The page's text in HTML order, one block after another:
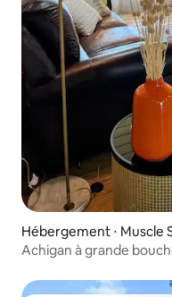
Hébergement ⋅ Muscle
Achigan à grande